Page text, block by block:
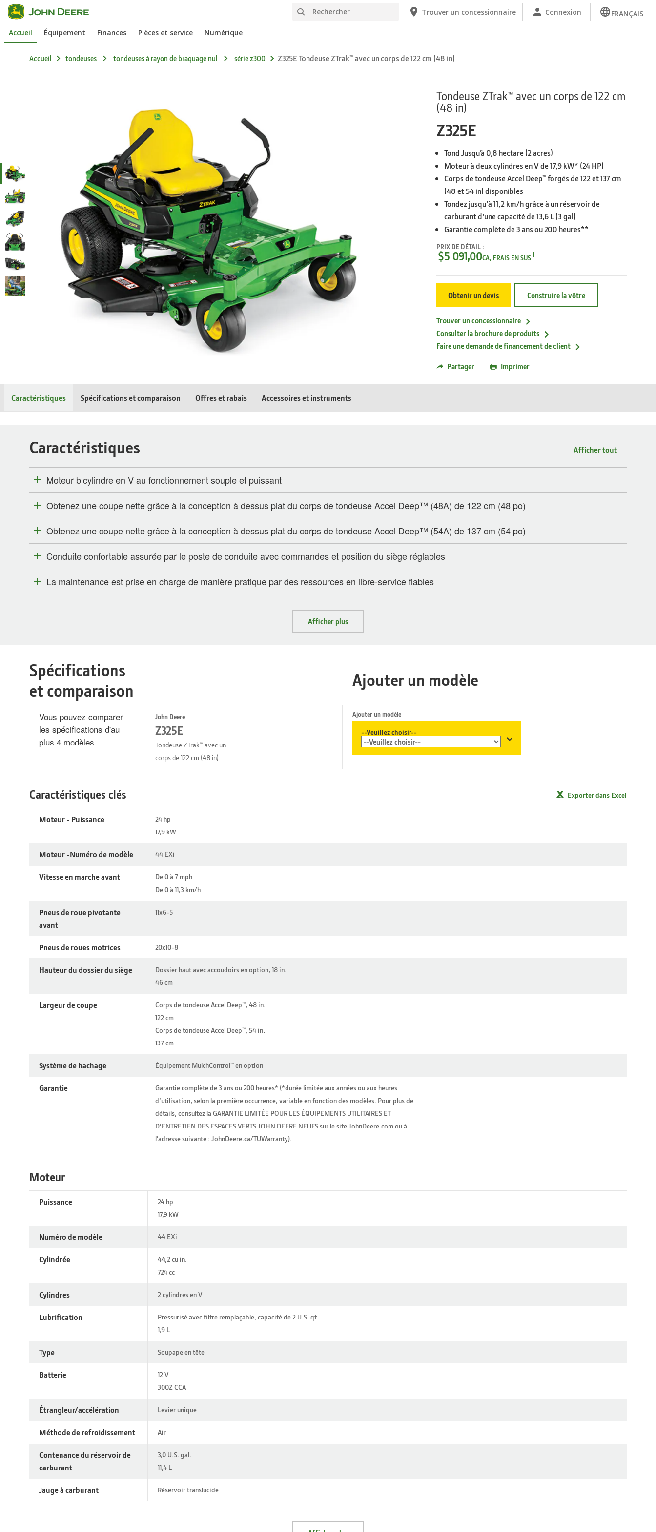
Passer au contenu principal Rechercher Trouver un concessionnaire Connexion FRANÇAIS
Accueil Équipement Finances Pièces et service Numérique
Accueil tondeuses tondeuses à rayon de braquage nul série z300 Z325E Tondeuse ZTrak™ avec un corps de 122 cm (48 in)
Tondeuse ZTrak™ avec un corps de 122 cm
(48 in)
Z325E
Tond Jusqu’à 0,8 hectare (2 acres)
Moteur à deux cylindres en V de 17,9 kW* (24 HP)
Corps de tondeuse Accel Deep™ forgés de 122 et 137 cm
(48 et 54 in) disponibles
Tondez jusqu'à 11,2 km/h grâce à un réservoir de
carburant d'une capacité de 13,6 L (3 gal)
Garantie complète de 3 ans ou 200 heures**
PRIX DE DÉTAIL :
$5 091,00CA, FRAIS EN SUS1
Obtenir un devis Construire la vôtre
Trouver un concessionnaire
Consulter la brochure de produits
Faire une demande de financement de client
Partager Imprimer
Caractéristiques Spécifications et comparaison Offres et rabais Accessoires et instruments
Caractéristiques Afficher tout
Moteur bicylindre en V au fonctionnement souple et puissant
Obtenez une coupe nette grâce à la conception à dessus plat du corps de tondeuse Accel Deep™ (48A) de 122 cm (48 po)
Obtenez une coupe nette grâce à la conception à dessus plat du corps de tondeuse Accel Deep™ (54A) de 137 cm (54 po)
Conduite confortable assurée par le poste de conduite avec commandes et position du siège réglables
La maintenance est prise en charge de manière pratique par des ressources en libre-service fiables
Afficher plus
Spécifications
et comparaison
Vous pouvez comparer
les spécifications d'au
plus 4 modèles
John Deere
Z325E
Tondeuse ZTrak™ avec un
corps de 122 cm (48 in)
Ajouter un modèle
Ajouter un modèle
--Veuillez choisir--
Exporter dans Excel
Moteur - Puissance
24 hp
17,9 kW
Moteur -Numéro de modèle 44 EXi
Vitesse en marche avant
De 0 à 7 mph
De 0 à 11,3 km/h
Pneus de roue pivotante
avant
11x6-5
Pneus de roues motrices 20x10-8
Hauteur du dossier du siège
Dossier haut avec accoudoirs en option, 18 in.
46 cm
Largeur de coupe
Corps de tondeuse Accel Deep™, 48 in.
122 cm
Corps de tondeuse Accel Deep™, 54 in.
137 cm
Système de hachage Équipement MulchControl™ en option
Garantie
Garantie complète de 3 ans ou 200 heures* (*durée limitée aux années ou aux heures
d’utilisation, selon la première occurrence, variable en fonction des modèles. Pour plus de
détails, consultez la GARANTIE LIMITÉE POUR LES ÉQUIPEMENTS UTILITAIRES ET
D’ENTRETIEN DES ESPACES VERTS JOHN DEERE NEUFS sur le site JohnDeere.com ou à
l’adresse suivante : JohnDeere.ca/TUWarranty).
Caractéristiques clés
Puissance
24 hp
17,9 kW
Numéro de modèle 44 EXi
Cylindrée
44,2 cu in.
724 cc
Cylindres 2 cylindres en V
Lubrification
Pressurisé avec filtre remplaçable, capacité de 2 U.S. qt
1,9 L
Type Soupape en tête
Batterie
12 V
300Z CCA
Étrangleur/accélération Levier unique
Méthode de refroidissement Air
Contenance du réservoir de
carburant
3,0 U.S. gal.
11,4 L
Jauge à carburant Réservoir translucide
Moteur